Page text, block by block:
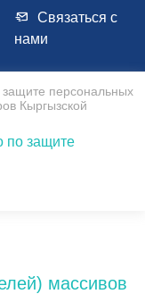
Связаться с
нами
защите персональных
Кыргызской
по защите
массивов